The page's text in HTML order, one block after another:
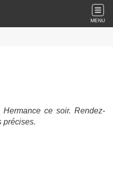
MENU
ce soir. Rendez-
précises.